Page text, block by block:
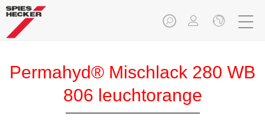
Permahyd® Mischlack 280 WB
806 leuchtorange